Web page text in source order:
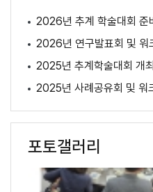
2026년 추계 학술대회 준
2026년 연구발표회 및 워
2025년 추계학술대회 개최
2025년 사례공유회 및 워
포토갤러리